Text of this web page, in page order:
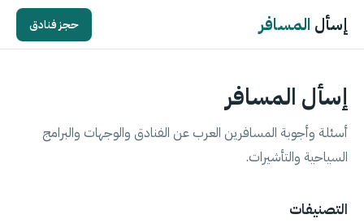
إسأل المسافر حجز فنادق
إسأل المسافر
أسئلة وأجوبة المسافرين العرب عن الفنادق والوجهات والبرامج
السياحية والتأشيرات.
التصنيفات